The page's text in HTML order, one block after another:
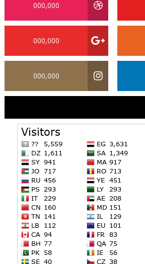
000,000
000,000
000,000